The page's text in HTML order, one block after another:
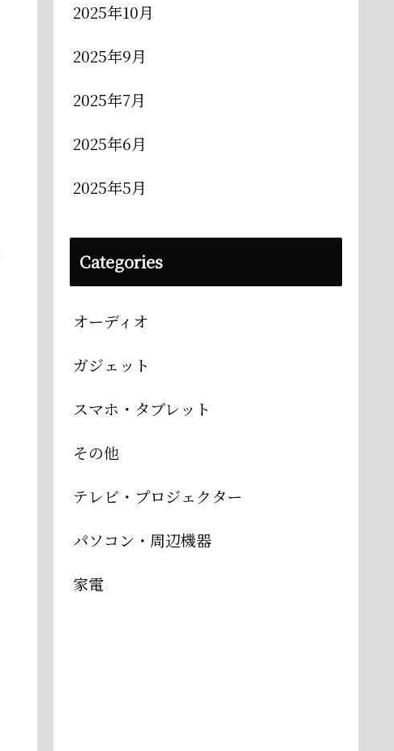
2025年10月
2025年9月
2025年7月
2025年6月
2025年5月
Categories
オーディオ
ガジェット
スマホ・タブレット
その他
テレビ・プロジェクター
パソコン・周辺機器
家電